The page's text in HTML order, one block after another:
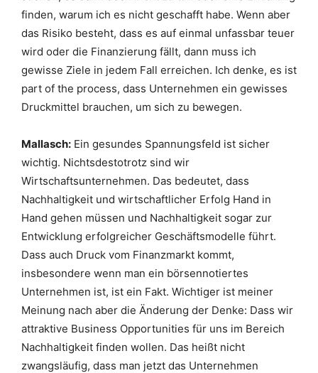
finden, warum ich es nicht geschafft habe. Wenn aber
das Risiko besteht, dass es auf einmal unfassbar teuer
wird oder die Finanzierung fällt, dann muss ich
gewisse Ziele in jedem Fall erreichen. Ich denke, es ist
part of the process, dass Unternehmen ein gewisses
Druckmittel brauchen, um sich zu bewegen.
Mallasch: Ein gesundes Spannungsfeld ist sicher
wichtig. Nichtsdestotrotz sind wir
Wirtschaftsunternehmen. Das bedeutet, dass
Nachhaltigkeit und wirtschaftlicher Erfolg Hand in
Hand gehen müssen und Nachhaltigkeit sogar zur
Entwicklung erfolgreicher Geschäftsmodelle führt.
Dass auch Druck vom Finanzmarkt kommt,
insbesondere wenn man ein börsennotiertes
Unternehmen ist, ist ein Fakt. Wichtiger ist meiner
Meinung nach aber die Änderung der Denke: Dass wir
attraktive Business Opportunities für uns im Bereich
Nachhaltigkeit finden wollen. Das heißt nicht
zwangsläufig, dass man jetzt das Unternehmen